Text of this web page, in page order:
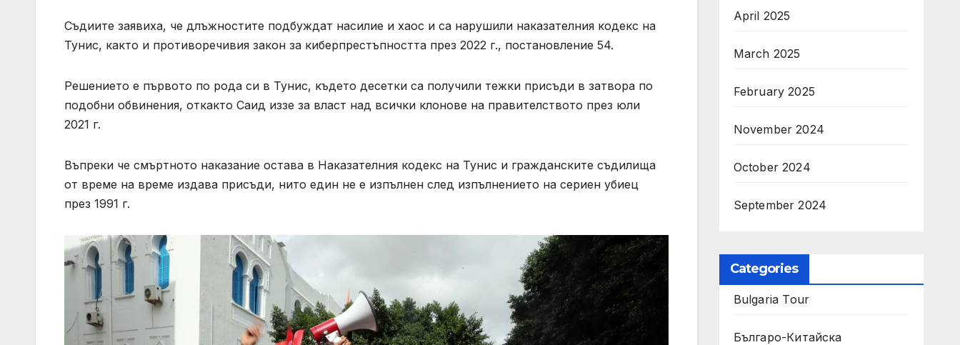
Съдиите заявиха, че длъжностите подбуждат насилие и хаос и са нарушили наказателния кодекс на
Тунис, както и противоречивия закон за киберпрестъпността през 2022 г., постановление 54.
Решението е първото по рода си в Тунис, където десетки са получили тежки присъди в затвора по
подобни обвинения, откакто Саид иззе за власт над всички клонове на правителството през юли
2021 г.
Въпреки че смъртното наказание остава в Наказателния кодекс на Тунис и гражданските съдилища
от време на време издава присъди, нито един не е изпълнен след изпълнението на сериен убиец
през 1991 г.
April 2025
March 2025
February 2025
November 2024
October 2024
September 2024
Categories
Bulgaria Tour
Българо-Китайска